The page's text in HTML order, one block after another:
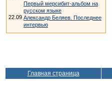
Первый мерсибит-альбом на
русском языке
22.09 Александр Беляев. Последнее
интервью
Главная страница